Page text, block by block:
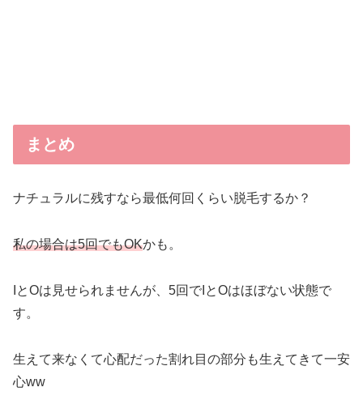
まとめ
ナチュラルに残すなら最低何回くらい脱毛するか？
私の場合は5回でもOKかも。
IとOは見せられませんが、5回でIとOはほぼない状態で
す。
生えて来なくて心配だった割れ目の部分も生えてきて一安
心ww